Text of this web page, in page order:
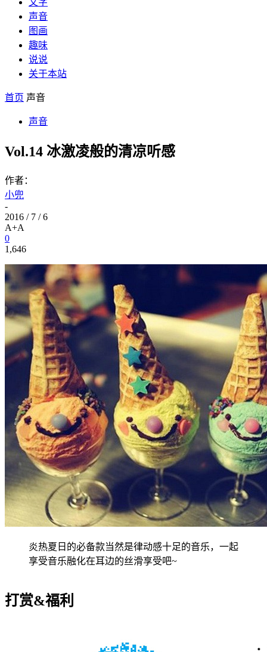
文字
声音
图画
趣味
说说
关于本站
首页 声音
声音
Vol.14 冰激凌般的清凉听感
作者：
小兜
-
2016 / 7 / 6
A+A
0
1,646
炎热夏日的必备款当然是律动感十足的音乐，一起
享受音乐融化在耳边的丝滑享受吧~
打赏&福利